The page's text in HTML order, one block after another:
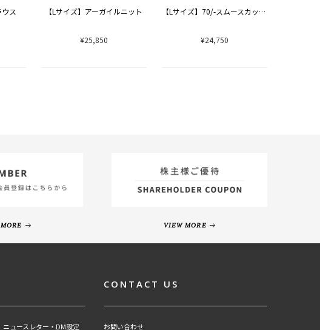
ス
【Lサイズ】アーガイルニット
¥25,850
【Lサイズ】70/-スムースカットソー
¥24,750
VIEW MORE
ニュースレター・DM設定
CONTACT US
お問い合わせ